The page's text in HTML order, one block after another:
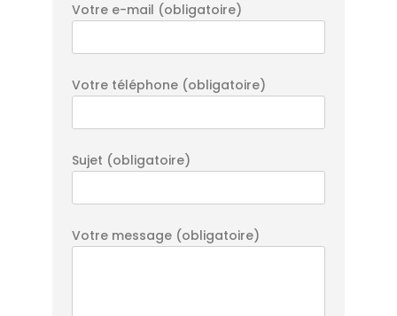
Votre e-mail (obligatoire)
Votre téléphone (obligatoire)
Sujet (obligatoire)
Votre message (obligatoire)